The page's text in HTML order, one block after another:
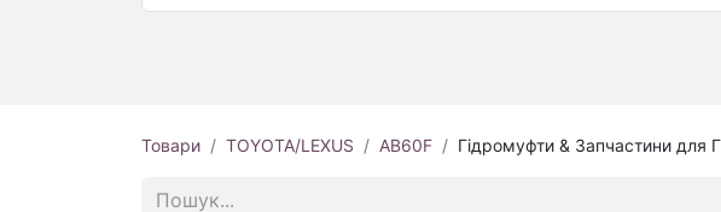
Товари TOYOTA/LEXUS AB60F Гідромуфти & Запчастини для